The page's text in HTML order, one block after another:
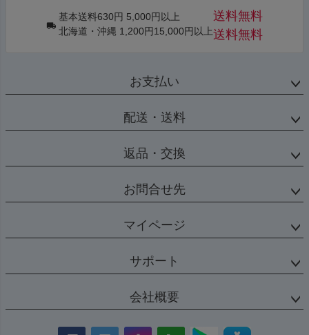
基本送料630円 5,000円以上
北海道・沖縄 1,200円15,000円以上
送料無料
送料無料
お支払い
配送・送料
返品・交換
お問合せ先
マイページ
サポート
会社概要